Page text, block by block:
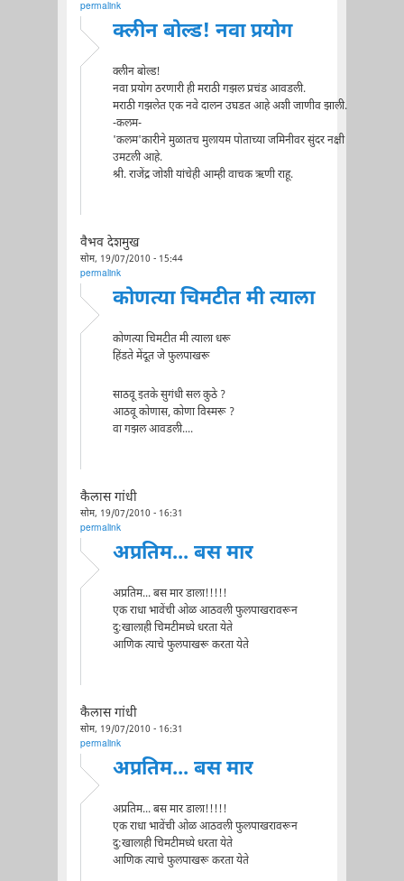
permalink
क्लीन बोल्ड! नवा प्रयोग
क्लीन बोल्ड!
नवा प्रयोग ठरणारी ही मराठी गझल प्रचंड आवडली.
मराठी गझलेत एक नवे दालन उघडत आहे अशी जाणीव झाली.
-कलम-
'कलम'कारीने मुळातच मुलायम पोताच्या जमिनीवर सुंदर नक्षी
उमटली आहे.
श्री. राजेंद्र जोशी यांचेही आम्ही वाचक ऋणी राहू.
वैभव देशमुख
सोम, 19/07/2010 - 15:44
permalink
कोणत्या चिमटीत मी त्याला
कोणत्या चिमटीत मी त्याला धरू
हिंडते मेंदूत जे फुलपाखरू
साठवू इतके सुगंधी सल कुठे ?
आठवू कोणास, कोणा विस्मरू ?
वा गझल आवडली....
कैलास गांधी
सोम, 19/07/2010 - 16:31
permalink
अप्रतिम... बस मार
अप्रतिम... बस मार डाला!!!!!
एक राधा भावेंची ओळ आठवली फुलपाखरावरून
दु:खालाही चिमटीमध्ये धरता येते
आणिक त्याचे फुलपाखरू करता येते
कैलास गांधी
सोम, 19/07/2010 - 16:31
permalink
अप्रतिम... बस मार
अप्रतिम... बस मार डाला!!!!!
एक राधा भावेंची ओळ आठवली फुलपाखरावरून
दु:खालाही चिमटीमध्ये धरता येते
आणिक त्याचे फुलपाखरू करता येते